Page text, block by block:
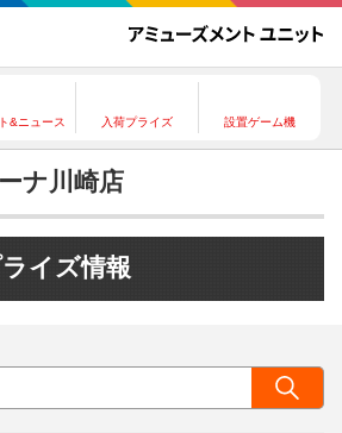
&ニュース 入荷プライズ 設置ゲーム機
ナ川崎店
イズ情報